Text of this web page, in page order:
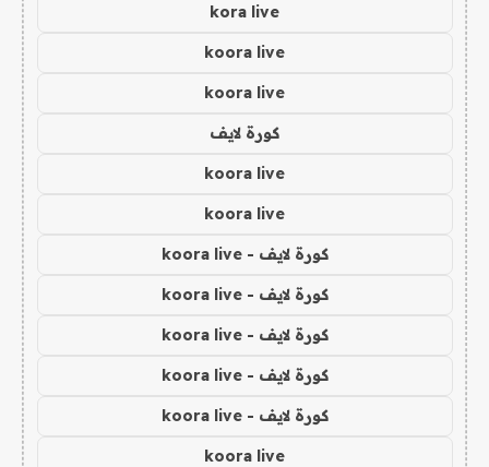
kora live
koora live
koora live
كورة لايف
koora live
koora live
كورة لايف - koora live
كورة لايف - koora live
كورة لايف - koora live
كورة لايف - koora live
كورة لايف - koora live
koora live